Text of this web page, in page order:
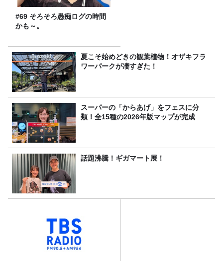
#69 そろそろ愚痴ログの時間
かも～。
夏こそ始めどきの観葉植物！オザキフラ
ワーパークが凄すぎた！
スーパーの「からあげ」をフェスに分
類！全15種の2026年版マップが完成
話題沸騰！ギガマート展！